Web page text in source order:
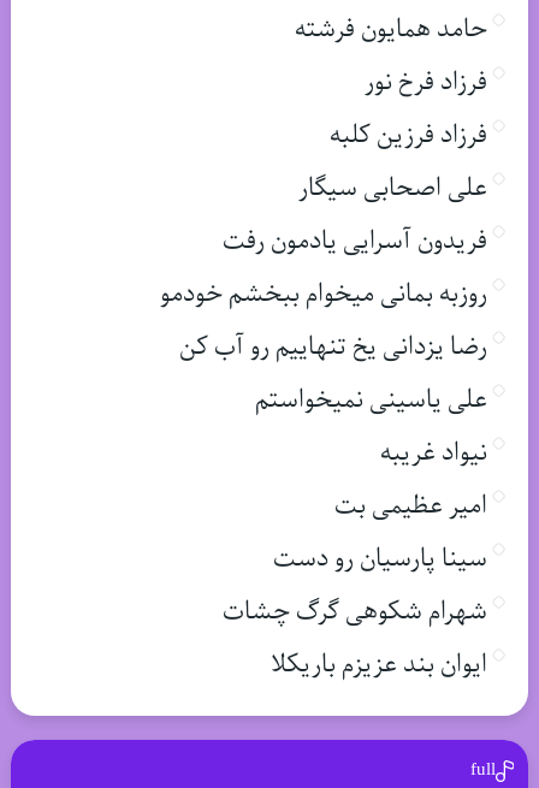
حامد همایون فرشته
فرزاد فرخ نور
فرزاد فرزین کلبه
علی اصحابی سیگار
فریدون آسرایی یادمون رفت
روزبه بمانی میخوام ببخشم خودمو
رضا یزدانی یخ تنهاییم رو آب کن
علی یاسینی نمیخواستم
نیواد غریبه
امیر عظیمی بت
سینا پارسیان رو دست
شهرام شکوهی گرگ چشات
ایوان بند عزیزم باریکلا
full